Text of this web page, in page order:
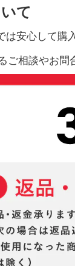
て
は安心して購
ご相談やお問